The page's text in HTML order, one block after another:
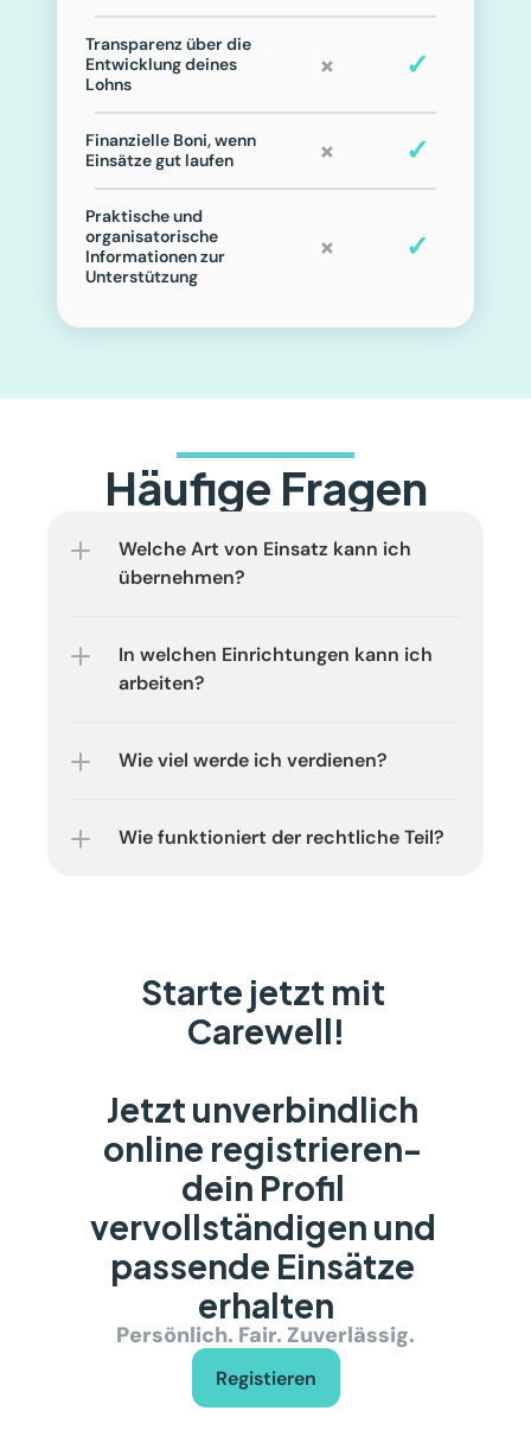
Transparenz über die
Entwicklung deines
Lohns
× ✓
Finanzielle Boni, wenn
Einsätze gut laufen
× ✓
Praktische und
organisatorische
Informationen zur
Unterstützung
× ✓
Häufige Fragen
Welche Art von Einsatz kann ich
übernehmen?
In welchen Einrichtungen kann ich
arbeiten?
Wie viel werde ich verdienen?
Wie funktioniert der rechtliche Teil?
Starte jetzt mit
Carewell!
Jetzt unverbindlich
online registrieren-
dein Profil
vervollständigen und
passende Einsätze
erhalten
Persönlich. Fair. Zuverlässig.
Registieren